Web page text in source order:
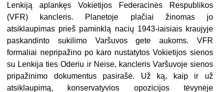
Lenkiją aplankęs Vokietijos Federacinės Respublikos
(VFR) kancleris. Planetoje plačiai žinomas jo
atsiklaupimas prieš paminklą nacių 1943-iaisiais kraujyje
paskandinto sukilimo Varšuvos gete aukoms. VFR
formaliai nepripažino po karo nustatytos Vokietijos sienos
su Lenkija ties Oderiu ir Neise, kancleris Varšuvoje sienos
pripažinimo dokumentus pasirašė. Už ką, kaip ir už
atsiklaupimą, konservatyvios opozicijos tėvynėje